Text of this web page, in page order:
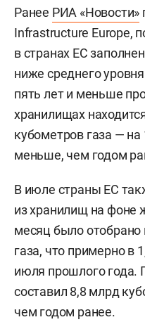
Ранее РИА «Новости»
Infrastructure Europe,
в странах ЕС
ниже среднего
пять лет и меньше
хранилищах
кубометров газа —
меньше, чем годом
В июле страны ЕС
из хранилищ на фоне
месяц было
газа, что примерно в
июля прошлого года.
составил 8,8 млрд
чем годом ранее.